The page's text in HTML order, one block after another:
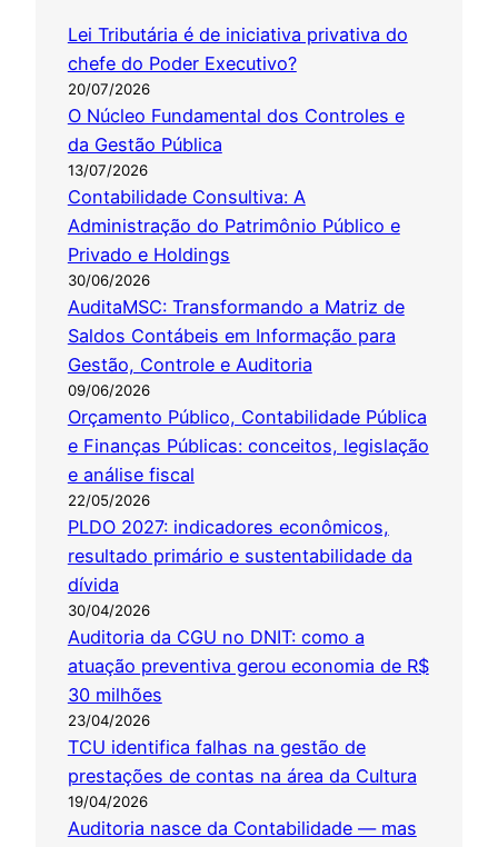
Lei Tributária é de iniciativa privativa do
chefe do Poder Executivo?
20/07/2026
O Núcleo Fundamental dos Controles e
da Gestão Pública
13/07/2026
Contabilidade Consultiva: A
Administração do Patrimônio Público e
Privado e Holdings
30/06/2026
AuditaMSC: Transformando a Matriz de
Saldos Contábeis em Informação para
Gestão, Controle e Auditoria
09/06/2026
Orçamento Público, Contabilidade Pública
e Finanças Públicas: conceitos, legislação
e análise fiscal
22/05/2026
PLDO 2027: indicadores econômicos,
resultado primário e sustentabilidade da
dívida
30/04/2026
Auditoria da CGU no DNIT: como a
atuação preventiva gerou economia de R$
30 milhões
23/04/2026
TCU identifica falhas na gestão de
prestações de contas na área da Cultura
19/04/2026
Auditoria nasce da Contabilidade — mas